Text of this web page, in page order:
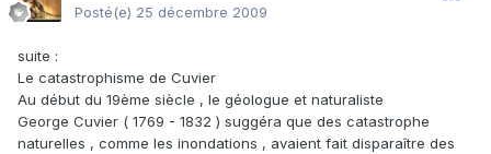
Posté(e) 25 décembre 2009
suite :
Le catastrophisme de Cuvier
Au début du 19ème siècle , le géologue et naturaliste
George Cuvier ( 1769 - 1832 ) suggéra que des catastrophe
naturelles , comme les inondations , avaient fait disparaître des